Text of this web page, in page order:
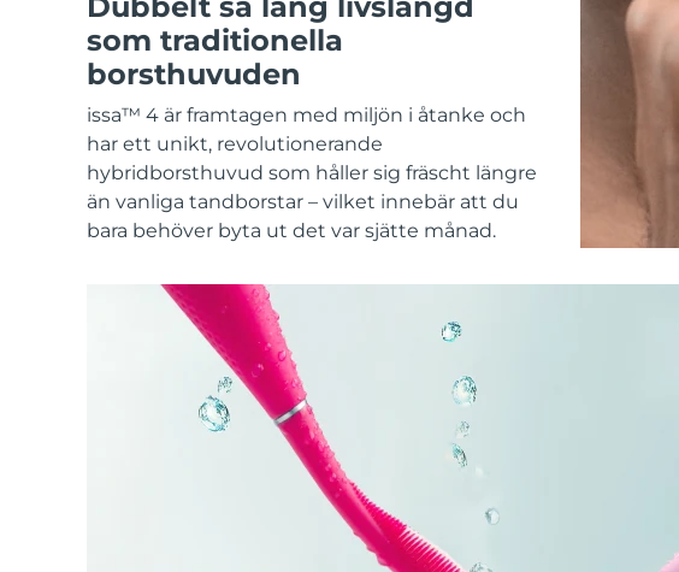
Dubbelt så lång livslängd
som traditionella
borsthuvuden
issa™ 4 är framtagen med miljön i åtanke och
har ett unikt, revolutionerande
hybridborsthuvud som håller sig fräscht längre
än vanliga tandborstar – vilket innebär att du
bara behöver byta ut det var sjätte månad.
All acne treatment devices
All revitalizing eye massagers
KIWI™-hudvård
Advanced pore care essentials
Serum
For healthy hair
issa™ Teeth Whitening Gel
18% PAP
Kosmetika
Man
Handla allt